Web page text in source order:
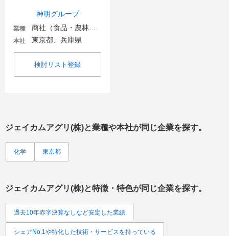
神明グループ
業種
本社 東京都、兵庫県
検討リスト登録
ジェイカムアグリ(株)と業種や本社が同じ企業を探す。
化学 東京都
ジェイカムアグリ(株)と特徴・特色が同じ企業を探す。
過去10年赤字決算なしなど安定した業績
シェアNo.1や特化した技術・サービスを持っている